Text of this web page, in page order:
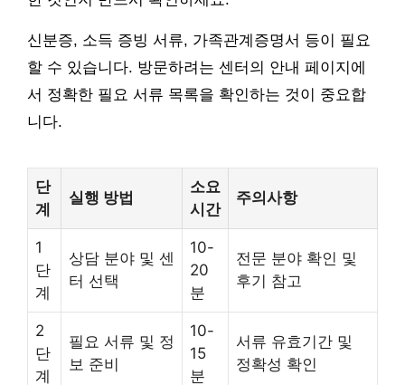
신분증, 소득 증빙 서류, 가족관계증명서 등이 필요
할 수 있습니다. 방문하려는 센터의 안내 페이지에
서 정확한 필요 서류 목록을 확인하는 것이 중요합
니다.
단
계
실행 방법
소요
시간
주의사항
1
단
계
상담 분야 및 센
터 선택
10-
20
분
전문 분야 확인 및
후기 참고
2
단
계
필요 서류 및 정
보 준비
10-
15
분
서류 유효기간 및
정확성 확인